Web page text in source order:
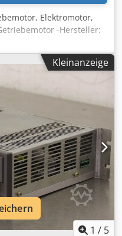
Elektromotor,
-Hersteller:
-Typ: SK 02-
Akrek -Drehzahl: 205
TR1 0,37 kW -
370/1 TR -Welle: Ø 20 x
vorhanden -Preis: pro
mm -Gewicht: 16,2 kg
Kleinanzeige
1 / 5